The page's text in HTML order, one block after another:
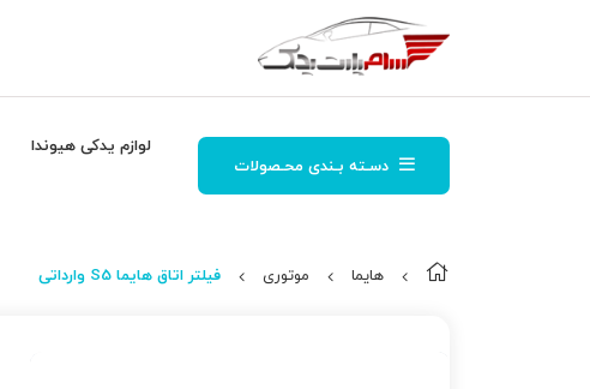
دسـته بـندی محـصولات
لوازم یدکی هیوندا
هایما موتوری فیلتر اتاق هایما S5 وارداتی